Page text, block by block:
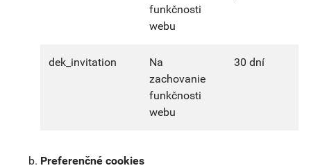
funkčnosti
webu
dek_invitation
Na
zachovanie
funkčnosti
webu
30 dní
Preferenčné cookies